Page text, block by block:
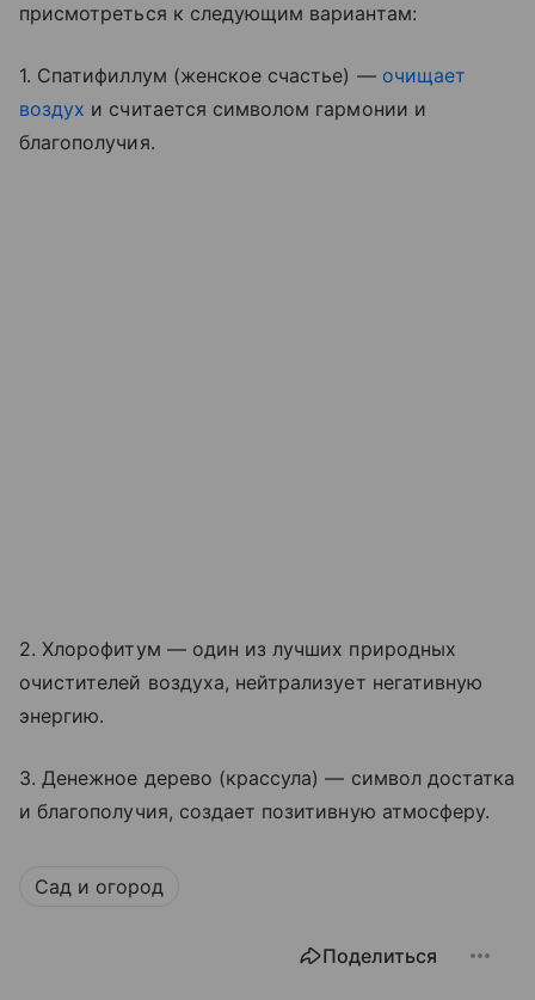
присмотреться к следующим вариантам:
1. Спатифиллум (женское счастье) — очищает
воздух и считается символом гармонии и
благополучия.
2. Хлорофитум — один из лучших природных
очистителей воздуха, нейтрализует негативную
энергию.
3. Денежное дерево (крассула) — символ достатка
и благополучия, создает позитивную атмосферу.
Сад и огород
Поделиться